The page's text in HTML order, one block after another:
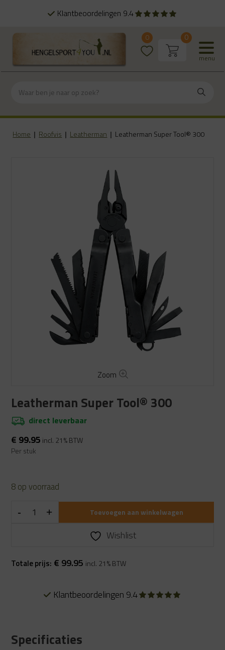
Klantbeoordelingen 9.4
menu
0 0
Home | Roofvis | Leatherman | Leatherman Super Tool® 300
Zoom
Leatherman Super Tool® 300
direct leverbaar
€ 99.95 incl. 21% BTW
Per stuk
8 op voorraad
Toevoegen aan winkelwagen
Wishlist
Totale prijs: € 99.95 incl. 21% BTW
Klantbeoordelingen 9.4
Specificaties